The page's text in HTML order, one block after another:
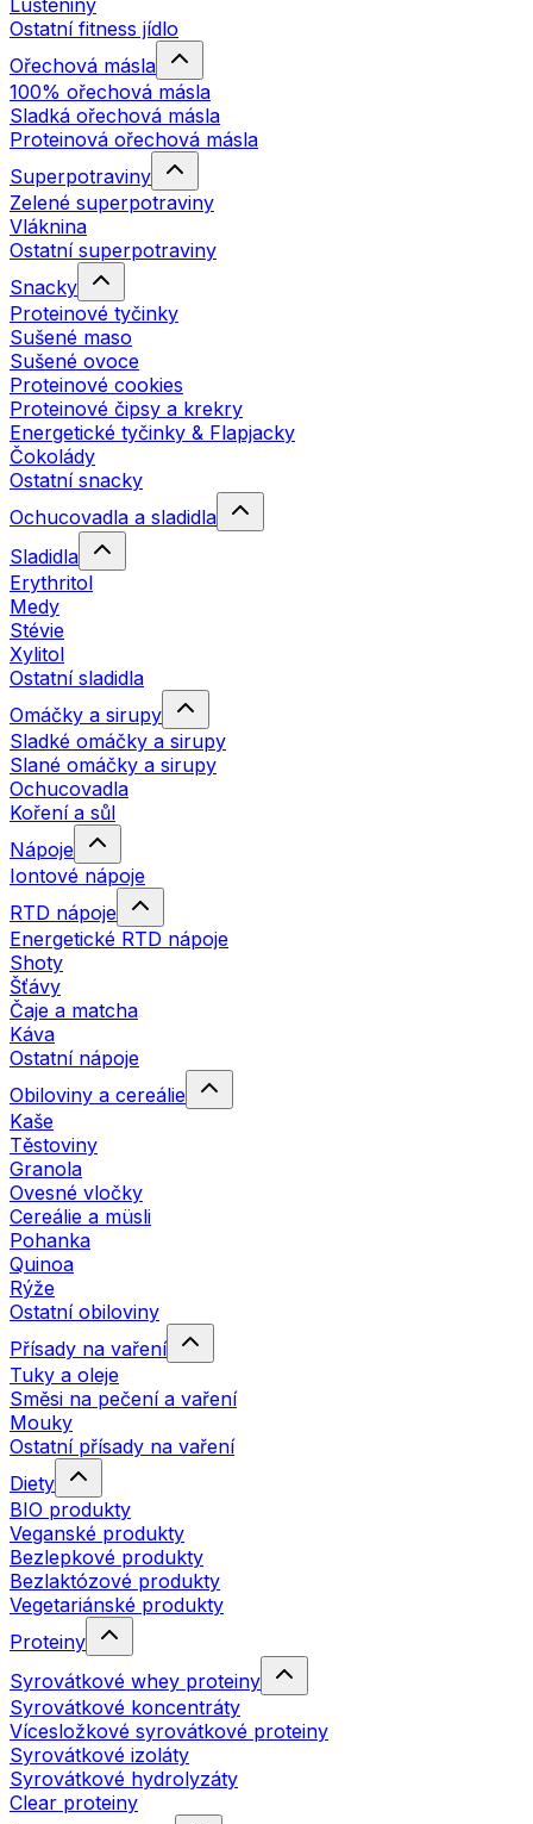
Luštěniny
Ostatní fitness jídlo
Ořechová másla
100% ořechová másla
Sladká ořechová másla
Proteinová ořechová másla
Superpotraviny
Zelené superpotraviny
Vláknina
Ostatní superpotraviny
Snacky
Proteinové tyčinky
Sušené maso
Sušené ovoce
Proteinové cookies
Proteinové čipsy a krekry
Energetické tyčinky & Flapjacky
Čokolády
Ostatní snacky
Ochucovadla a sladidla
Sladidla
Erythritol
Medy
Stévie
Xylitol
Ostatní sladidla
Omáčky a sirupy
Sladké omáčky a sirupy
Slané omáčky a sirupy
Ochucovadla
Koření a sůl
Nápoje
Iontové nápoje
RTD nápoje
Energetické RTD nápoje
Shoty
Šťávy
Čaje a matcha
Káva
Ostatní nápoje
Obiloviny a cereálie
Kaše
Těstoviny
Granola
Ovesné vločky
Cereálie a müsli
Pohanka
Quinoa
Rýže
Ostatní obiloviny
Přísady na vaření
Tuky a oleje
Směsi na pečení a vaření
Mouky
Ostatní přísady na vaření
Diety
BIO produkty
Veganské produkty
Bezlepkové produkty
Bezlaktózové produkty
Vegetariánské produkty
Proteiny
Syrovátkové whey proteiny
Syrovátkové koncentráty
Vícesložkové syrovátkové proteiny
Syrovátkové izoláty
Syrovátkové hydrolyzáty
Clear proteiny